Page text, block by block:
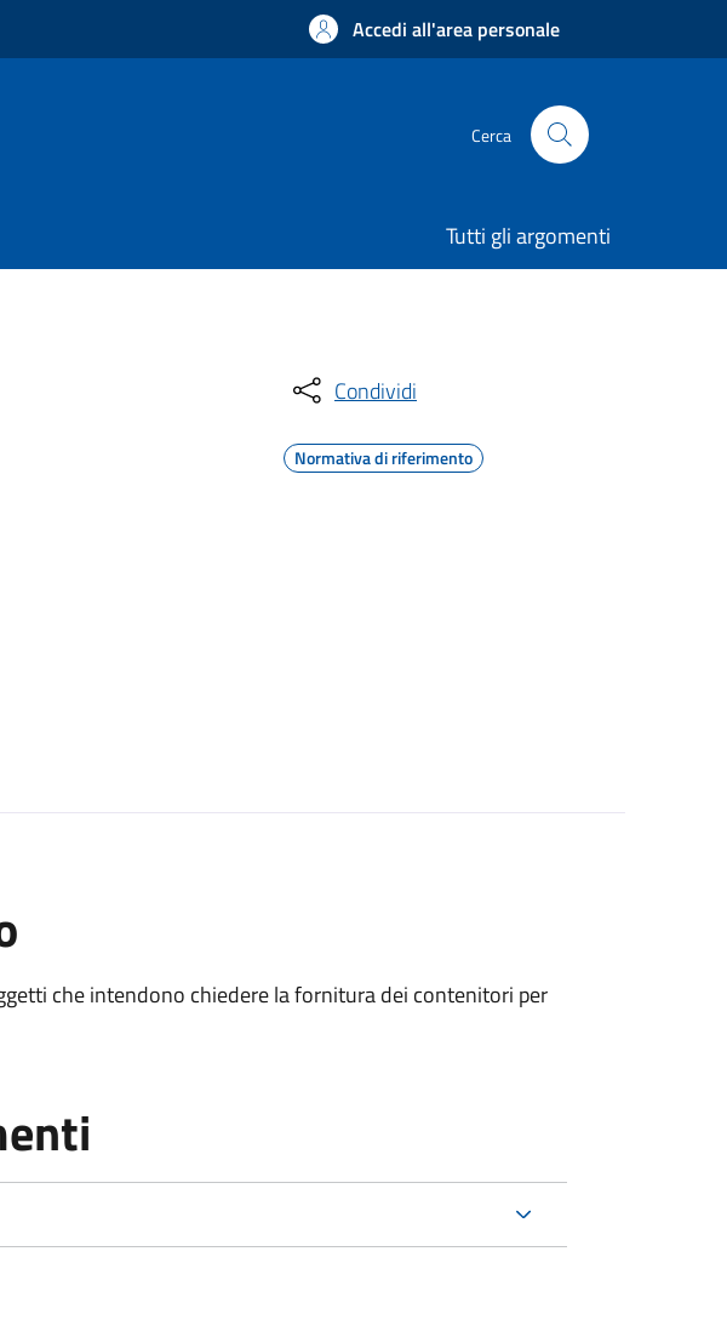
Accedi all'area personale
Cerca
Tutti gli argomenti
Condividi
Normativa di riferimento
che intendono chiedere la fornitura dei contenitori per